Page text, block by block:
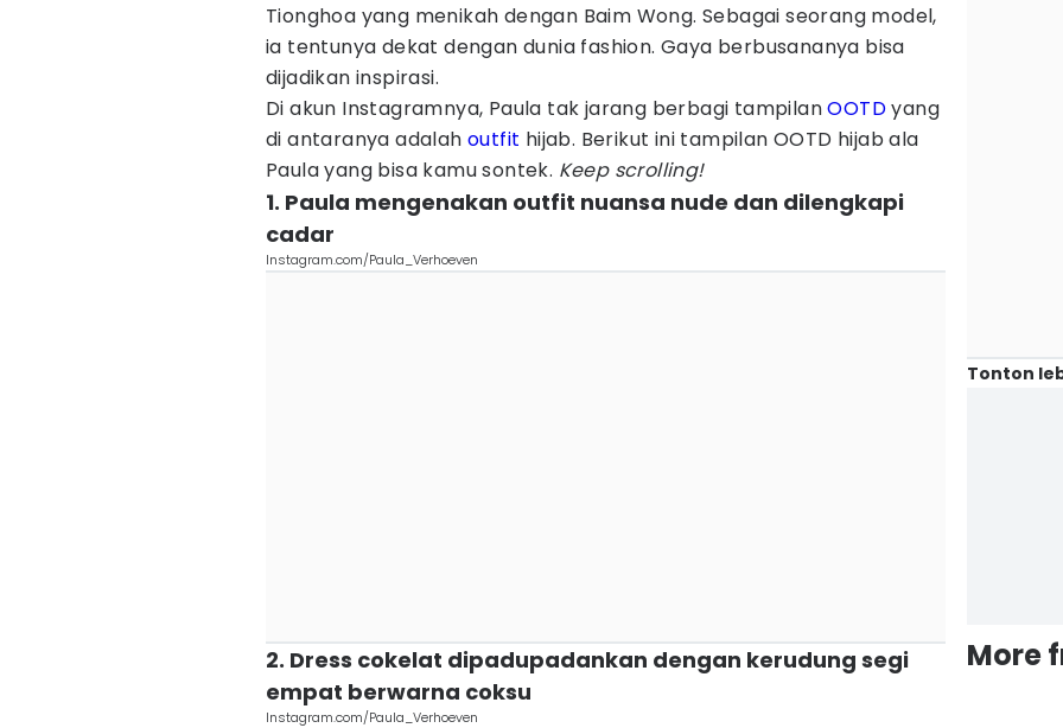
Tionghoa yang menikah dengan Baim Wong. Sebagai seorang model,
ia tentunya dekat dengan dunia fashion. Gaya berbusananya bisa
dijadikan inspirasi.
Di akun Instagramnya, Paula tak jarang berbagi tampilanOOTDyang
di antaranya adalah outfit hijab. Berikut ini tampilan OOTD hijab ala
Paula yang bisa kamu sontek. Keep scrolling!
1. Paula mengenakan outfit nuansa nude dan dilengkapi
cadar
Instagram.com/Paula_Verhoeven
2. Dress cokelat dipadupadankan dengan kerudung segi
empat berwarna coksu
Instagram.com/Paula_Verhoeven
Tonton
More